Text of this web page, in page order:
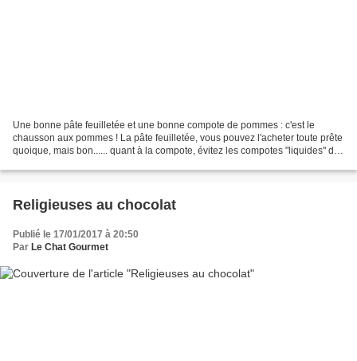
Une bonne pâte feuilletée et une bonne compote de pommes : c'est le
chausson aux pommes ! La pâte feuilletée, vous pouvez l'acheter toute prête
quoique, mais bon...... quant à la compote, évitez les compotes "liquides" des
Religieuses au chocolat
Publié le 17/01/2017 à 20:50
Par Le Chat Gourmet